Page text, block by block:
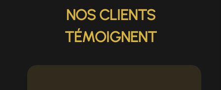
NOS CLIENTS
TÉMOIGNENT